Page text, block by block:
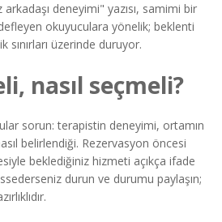
deneyimi" yazısı, samimi bir
okuyuculara yönelik; beklenti
üzerinde duruyor.
nasıl seçmeli?
sorun: terapistin deneyimi, ortamın
belirlendiği. Rezervasyon öncesi
beklediğiniz hizmeti açıkça ifade
durun ve durumu paylaşın;